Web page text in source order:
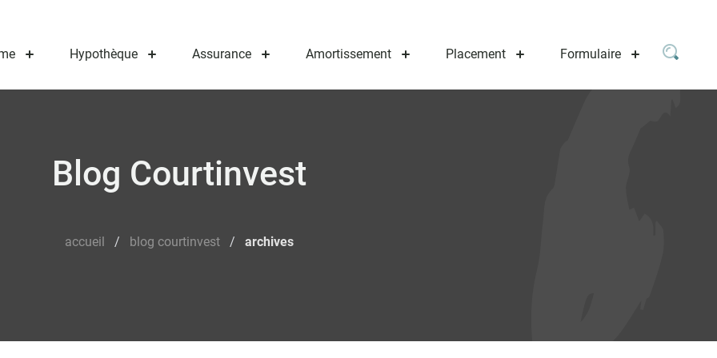
Hypothèque Assurance Amortissement Placement Formulaire
Blog Courtinvest
accueil / blog courtinvest / archives